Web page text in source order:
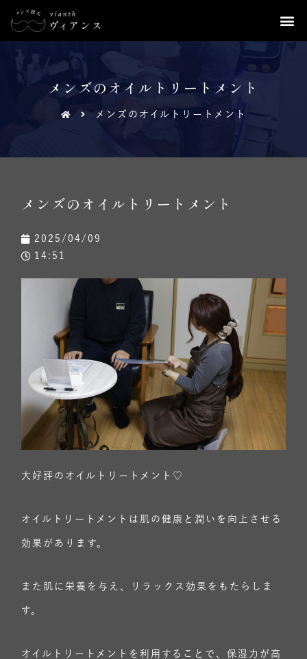
メンズのオイルトリートメント
メンズのオイルトリートメント
メンズのオイルトリートメント
2025/04/09
14:51
大好評のオイルトリートメント♡
オイルトリートメントは肌の健康と潤いを向上させる
効果があります。
また肌に栄養を与え、リラックス効果をもたらしま
す。
オイルトリートメントを利用することで、保湿力が高